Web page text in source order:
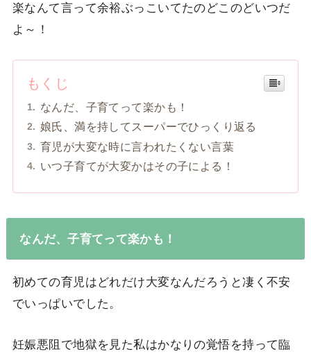
楽なんて言って余裕ぶっこいてたのどこのどいつだ
よ～！
もくじ
なんだ、子育てって楽かも！
娘氏、満を持してスーパーでひっくり返る
育児が大変な時に言われたくない言葉
いつ子育てが大変かはその子による！
なんだ、子育てって楽かも！
初めての育児はどれだけ大変なんだろうと凄く不安
でいっぱいでした。
妊娠悪阻で地獄を見た私はかなりの覚悟を持って臨